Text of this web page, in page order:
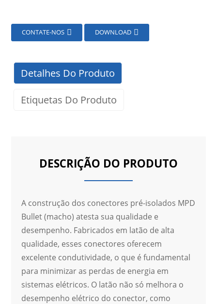
CONTATE-NOS DOWNLOAD
Detalhes Do Produto
Etiquetas Do Produto
DESCRIÇÃO DO PRODUTO
A construção dos conectores pré-isolados MPD
Bullet (macho) atesta sua qualidade e
desempenho. Fabricados em latão de alta
qualidade, esses conectores oferecem
excelente condutividade, o que é fundamental
para minimizar as perdas de energia em
sistemas elétricos. O latão não só melhora o
desempenho elétrico do conector, como